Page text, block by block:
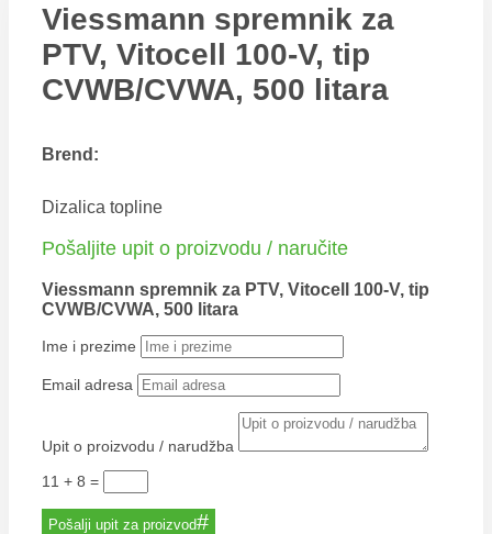
Viessmann spremnik za
PTV, Vitocell 100-V, tip
CVWB/CVWA, 500 litara
Brend:
Dizalica topline
Pošaljite upit o proizvodu / naručite
Viessmann spremnik za PTV, Vitocell 100-V, tip
CVWB/CVWA, 500 litara
Ime i prezime
Email adresa
Upit o proizvodu / narudžba
11 + 8 =
Pošalji upit za proizvod